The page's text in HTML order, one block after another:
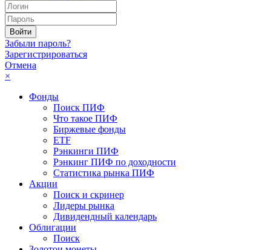
Забыли пароль?
Зарегистрироваться
Отмена
×
Фонды
Поиск ПИФ
Что такое ПИФ
Биржевые фонды
ETF
Рэнкинги ПИФ
Рэнкинг ПИФ по доходности
Статистика рынка ПИФ
Акции
Поиск и скринер
Лидеры рынка
Дивидендный календарь
Облигации
Поиск